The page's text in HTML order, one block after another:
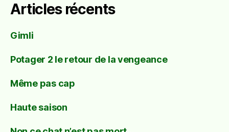
Articles récents
Gimli
Potager 2 le retour de la vengeance
Même pas cap
Haute saison